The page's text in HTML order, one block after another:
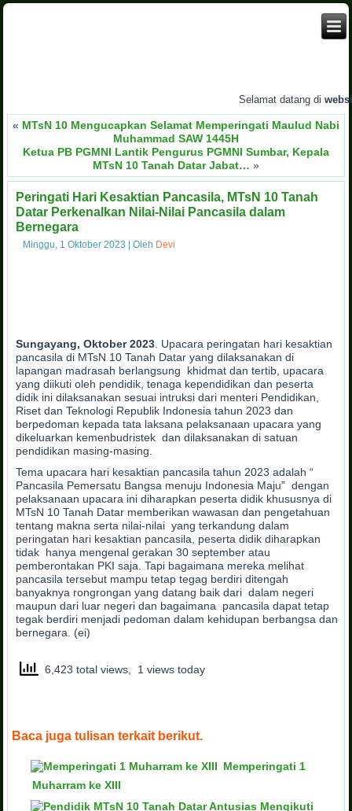
Selamat datang di website
« MTsN 10 Mengucapkan Selamat Memperingati Maulud Nabi
Muhammad SAW 1445H
Ketua PB PGMNI Lantik Pengurus PGMNI Sumbar, Kepala
MTsN 10 Tanah Datar Jabat… »
Peringati Hari Kesaktian Pancasila, MTsN 10 Tanah
Datar Perkenalkan Nilai-Nilai Pancasila dalam
Bernegara
Minggu, 1 Oktober 2023 |Oleh Devi
Sungayang, Oktober 2023. Upacara peringatan hari kesaktian
pancasila di MTsN 10 Tanah Datar yang dilaksanakan di
lapangan madrasah berlangsung khidmat dan tertib, upacara
yang diikuti oleh pendidik, tenaga kependidikan dan peserta
didik ini dilaksanakan sesuai intruksi dari menteri Pendidikan,
Riset dan Teknologi Republik Indonesia tahun 2023 dan
berpedoman kepada tata laksana pelaksanaan upacara yang
dikeluarkan kemenbudristek dan dilaksanakan di satuan
pendidikan masing-masing.
Tema upacara hari kesaktian pancasila tahun 2023 adalah “
Pancasila Pemersatu Bangsa menuju Indonesia Maju” dengan
pelaksanaan upacara ini diharapkan peserta didik khususnya di
MTsN 10 Tanah Datar memberikan wawasan dan pengetahuan
tentang makna serta nilai-nilai yang terkandung dalam
peringatan hari kesaktian pancasila, peserta didik diharapkan
tidak hanya mengenal gerakan 30 september atau
pemberontakan PKI saja. Tapi bagaimana mereka melihat
pancasila tersebut mampu tetap tegag berdiri ditengah
banyaknya rongrongan yang datang baik dari dalam negeri
maupun dari luar negeri dan bagaimana pancasila dapat tetap
tegak berdiri menjadi pedoman dalam kehidupan berbangsa dan
bernegara. (ei)
6,423 total views, 1 views today
Baca juga tulisan terkait berikut.
Memperingati 1
Muharram ke XIII